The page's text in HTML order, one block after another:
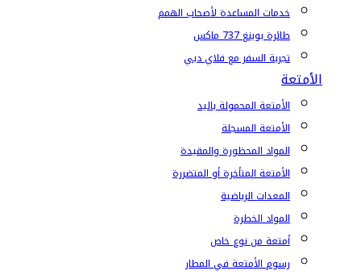
خدمات المساعدة لأصحاب الهمم
طائرة بوينغ 737 ماكس
تجربة السفر مع فلاي دبي
الأمتعة
الأمتعة المحمولة باليد
الأمتعة المسجلة
المواد المحظورة والمقيدة
الأمتعة المتأخرة أو المتضررة
المعدات الرياضية
المواد الخطرة
أمتعة من نوع خاص
رسوم الأمتعة في المطار